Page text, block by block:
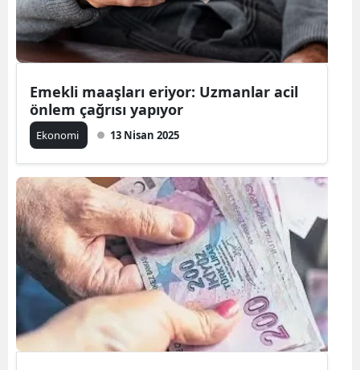
Emekli maaşları eriyor: Uzmanlar acil
önlem çağrısı yapıyor
Ekonomi 13 Nisan 2025